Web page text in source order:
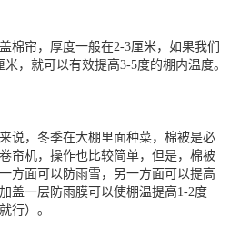
棉帘，厚度一般在2-3厘米，如果我们
，就可以有效提高3-5度的棚内温度。
说，冬季在大棚里面种菜，棉被是必
帘机，操作也比较简单，但是，棉被
方面可以防雨雪，另一方面可以提高
盖一层防雨膜可以使棚温提高1-2度
行）。